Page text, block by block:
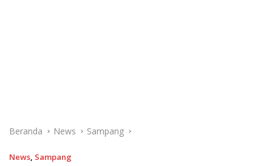
Beranda News Sampang
News, Sampang